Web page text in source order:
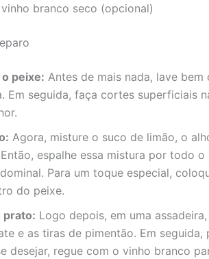
branco seco (opcional)
peixe: Antes de mais nada, lave
Em seguida, faça cortes superficiais
Agora, misture o suco de limão, o
espalhe essa mistura por todo
Para um toque especial,
do peixe.
prato: Logo depois, em uma
e as tiras de pimentão. Em
desejar, regue com o vinho branco